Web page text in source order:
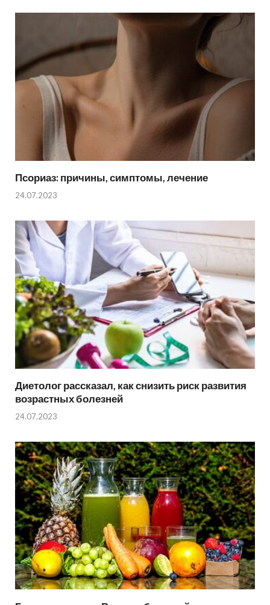
Псориаз: причины, симптомы, лечение
24.07.2023
Диетолог рассказал, как снизить риск развития
возрастных болезней
24.07.2023